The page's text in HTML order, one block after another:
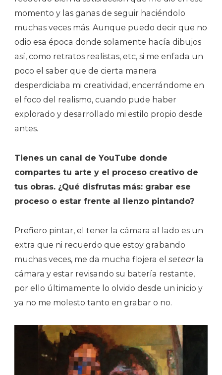
momento y las ganas de seguir haciéndolo
muchas veces más. Aunque puedo decir que no
odio esa época donde solamente hacía dibujos
así, como retratos realistas, etc, si me enfada un
poco el saber que de cierta manera
desperdiciaba mi creatividad, encerrándome en
el foco del realismo, cuando pude haber
explorado y desarrollado mi estilo propio desde
antes.
Tienes un canal de YouTube donde
compartes tu arte y el proceso creativo de
tus obras. ¿Qué disfrutas más: grabar ese
proceso o estar frente al lienzo pintando?
Prefiero pintar, el tener la cámara al lado es un
extra que ni recuerdo que estoy grabando
muchas veces, me da mucha flojera el setearla
cámara y estar revisando su batería restante,
por ello últimamente lo olvido desde un inicio y
ya no me molesto tanto en grabar o no.